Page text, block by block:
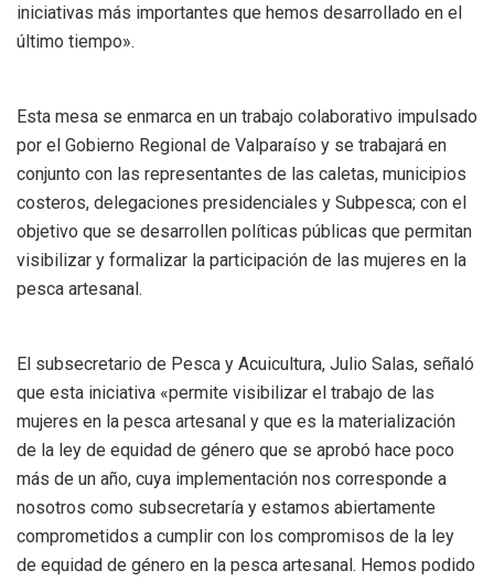
iniciativas más importantes que hemos desarrollado en el
último tiempo».
Esta mesa se enmarca en un trabajo colaborativo impulsado
por el Gobierno Regional de Valparaíso y se trabajará en
conjunto con las representantes de las caletas, municipios
costeros, delegaciones presidenciales y Subpesca; con el
objetivo que se desarrollen políticas públicas que permitan
visibilizar y formalizar la participación de las mujeres en la
pesca artesanal.
El subsecretario de Pesca y Acuicultura, Julio Salas, señaló
que esta iniciativa «permite visibilizar el trabajo de las
mujeres en la pesca artesanal y que es la materialización
de la ley de equidad de género que se aprobó hace poco
más de un año, cuya implementación nos corresponde a
nosotros como subsecretaría y estamos abiertamente
comprometidos a cumplir con los compromisos de la ley
de equidad de género en la pesca artesanal. Hemos podido